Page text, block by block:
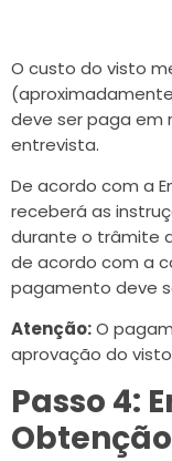
O custo do visto
deve ser paga em
entrevista.
De acordo com a
receberá as
durante o trâmite
de acordo com a
pagamento deve
Atenção:O
aprovação do
Passo 4: